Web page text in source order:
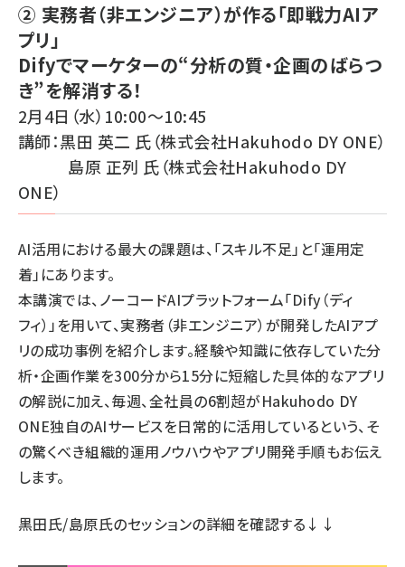
② 実務者（非エンジニア）が作る「即戦力AIア
プリ」
Difyでマーケターの“分析の質・企画のばらつ
き”を解消する！
2月4日（水）10:00～10:45
講師：黒田 英二 氏（株式会社Hakuhodo DY ONE）
島原 正列 氏（株式会社Hakuhodo DY
ONE）
AI活用における最大の課題は、「スキル不足」と「運用定
着」にあります。
本講演では、ノーコードAIプラットフォーム「Dify（ディ
フィ）」を用いて、実務者（非エンジニア）が開発したAIアプ
リの成功事例を紹介します。経験や知識に依存していた分
析・企画作業を300分から15分に短縮した具体的なアプリ
の解説に加え、毎週、全社員の6割超がHakuhodo DY
ONE独自のAIサービスを日常的に活用しているという、そ
の驚くべき組織的運用ノウハウやアプリ開発手順もお伝え
します。
黒田氏/島原氏のセッションの詳細を確認する↓↓